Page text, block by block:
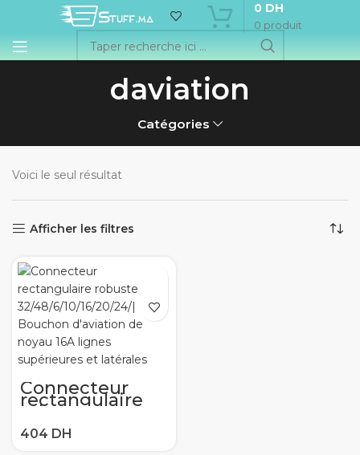
0 produit
0 DH
daviation
Catégories
Voici le seul résultat
Afficher les filtres
Connecteur
rectangulaire
robuste
32/48/6/10/16/20
/24/| Bouchon